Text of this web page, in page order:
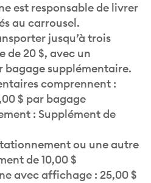
est responsable de livrer
au carrousel.
jusqu’à trois
de 20 $, avec un
bagage supplémentaire.
comprennent :
$ par bagage
: Supplément de
ou une autre
de 10,00 $
avec affichage : 25,00 $